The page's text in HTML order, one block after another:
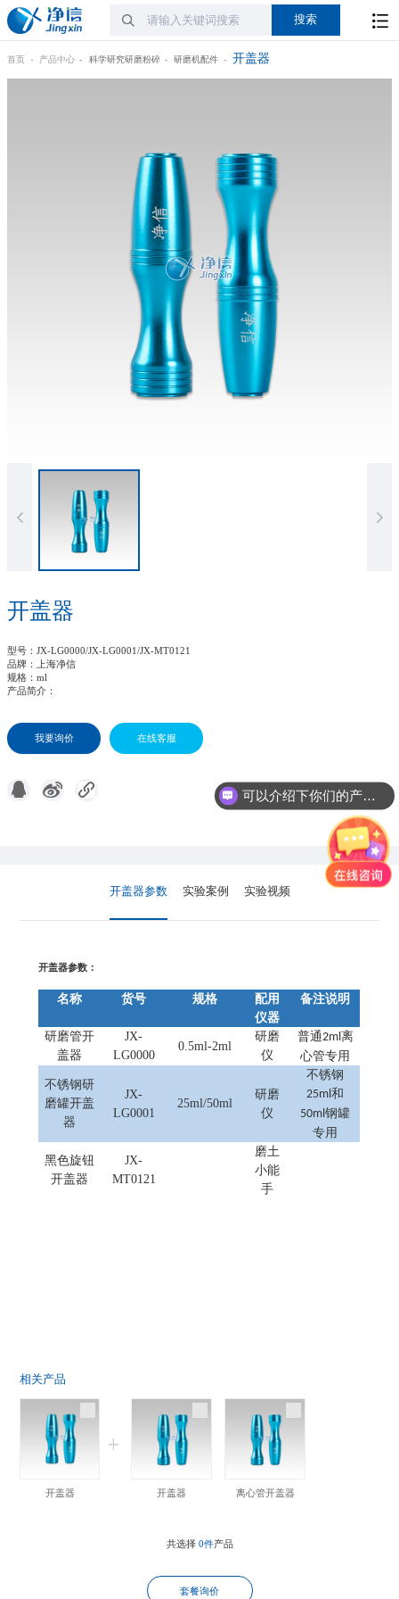
首页 产品中心 科学研究研磨粉碎 研磨机配件 开盖器
开盖器
型号 ：JX-LG0000/JX-LG0001/JX-MT0121
品牌 ：上海净信
规格 ：ml
产品简介 ：
我要询价 在线客服
开盖器参数 实验案例 实验视频
开盖器参数：
名称 货号 规格
配用
仪器
备注说明
研磨管开
盖器
JX-
LG0000
0.5ml-2ml
研磨
仪
普通2ml离
心管专用
不锈钢研
磨罐开盖
器
JX-
LG0001
25ml/50ml
研磨
仪
不锈钢
25ml和
50ml钢罐
专用
黑色旋钮
开盖器
JX-
MT0121
磨土
小能
手
相关产品
开盖器 开盖器 离心管开盖器
共选择 0件产品
套餐询价
可以介绍下你们的产品么?